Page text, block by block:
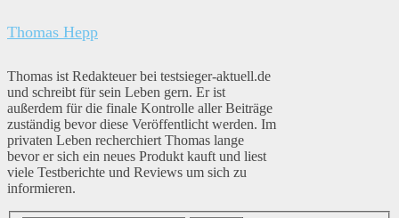
Thomas Hepp
Thomas ist Redakteuer bei testsieger-aktuell.de
und schreibt für sein Leben gern. Er ist
außerdem für die finale Kontrolle aller Beiträge
zuständig bevor diese Veröffentlicht werden. Im
privaten Leben recherchiert Thomas lange
bevor er sich ein neues Produkt kauft und liest
viele Testberichte und Reviews um sich zu
informieren.